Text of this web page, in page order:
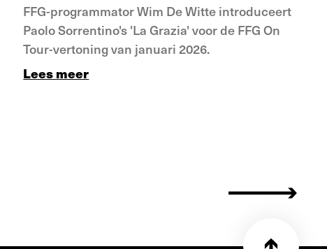
FFG-programmator Wim De Witte introduceert
Paolo Sorrentino's 'La Grazia' voor de FFG On
Tour-vertoning van januari 2026.
Lees meer